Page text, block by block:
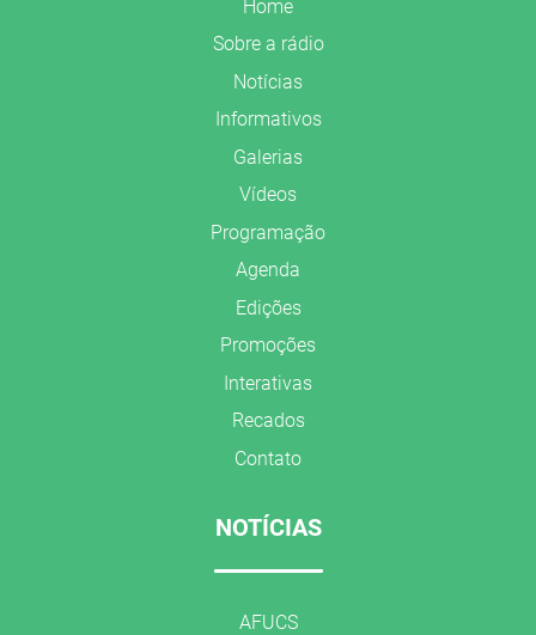
Home
Sobre a rádio
Notícias
Informativos
Galerias
Vídeos
Programação
Agenda
Edições
Promoções
Interativas
Recados
Contato
NOTÍCIAS
AFUCS